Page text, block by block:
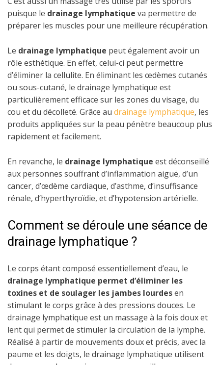
puisque le drainage lymphatique va permettre de
préparer les muscles pour une meilleure récupération.
Le drainage lymphatique peut également avoir un
rôle esthétique. En effet, celui-ci peut permettre
d’éliminer la cellulite. En éliminant les œdèmes cutanés
ou sous-cutané, le drainage lymphatique est
particulièrement efficace sur les zones du visage, du
cou et du décolleté. Grâce au drainage lymphatique, les
produits appliquées sur la peau pénètre beaucoup plus
rapidement et facilement.
En revanche, le drainage lymphatique est déconseillé
aux personnes souffrant d’inflammation aiguë, d’un
cancer, d’œdème cardiaque, d’asthme, d’insuffisance
rénale, d’hyperthyroïdie, et d’hypotension artérielle.
Comment se déroule une séance de
drainage lymphatique ?
Le corps étant composé essentiellement d’eau, le
drainage lymphatique permet d’éliminer les
toxines et de soulager les jambes lourdesen
stimulant le corps grâce à des pressions douces. Le
drainage lymphatique est un massage à la fois doux et
lent qui permet de stimuler la circulation de la lymphe.
Réalisé à partir de mouvements doux et précis, avec la
paume et les doigts, le drainage lymphatique utilisent